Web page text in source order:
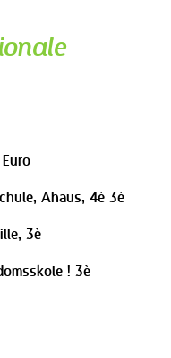
Ahaus, 4è 3è
3è
! 3è